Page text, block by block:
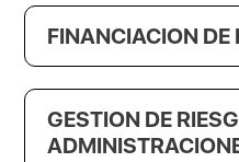
FINANCIACION DE
GESTION DE